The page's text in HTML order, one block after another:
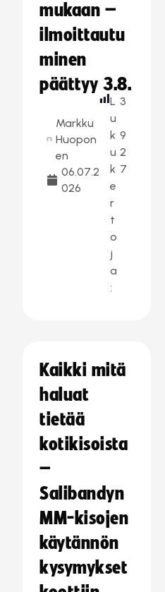
mukaan –
ilmoittautu
minen
päättyy 3.8.
Markku
Huopon
en
06.07.2
026
L
u
k
u
k
e
r
t
o
j
a
:
3
9
2
7
Kaikki mitä
haluat
tietää
kotikisoista
–
Salibandyn
MM-kisojen
käytännön
kysymykset